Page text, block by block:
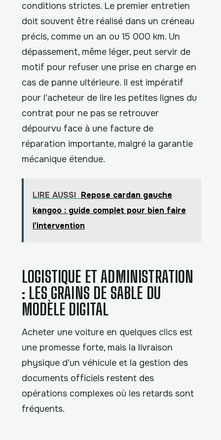
conditions strictes. Le premier entretien
doit souvent être réalisé dans un créneau
précis, comme un an ou 15 000 km. Un
dépassement, même léger, peut servir de
motif pour refuser une prise en charge en
cas de panne ultérieure. Il est impératif
pour l’acheteur de lire les petites lignes du
contrat pour ne pas se retrouver
dépourvu face à une facture de
réparation importante, malgré la garantie
mécanique étendue.
LIRE AUSSI Repose cardan gauche
kangoo : guide complet pour bien faire
l’intervention
LOGISTIQUE ET ADMINISTRATION
: LES GRAINS DE SABLE DU
MODÈLE DIGITAL
Acheter une voiture en quelques clics est
une promesse forte, mais la livraison
physique d’un véhicule et la gestion des
documents officiels restent des
opérations complexes où les retards sont
fréquents.